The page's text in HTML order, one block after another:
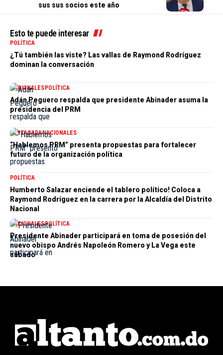
sus sus socios este año
Esto te puede interesar
POLÍTICA
¿Tú también las viste? Las vallas de Raymond Rodríguez
dominan la conversación
NACIONALESPOLÍTICA
Adán Peguero respalda que presidente Abinader asuma la
presidencia del PRM
DESTACADANACIONALES
“Hablemos PRM” presenta propuestas para fortalecer
futuro de la organización política
POLÍTICA
Humberto Salazar enciende el tablero político! Coloca a
Raymond Rodríguez en la carrera por la Alcaldía del Distrito
Nacional
NACIONALESPOLÍTICA
Presidente Abinader participará en toma de posesión del
nuevo obispo Andrés Napoleón Romero y La Vega este
sábado